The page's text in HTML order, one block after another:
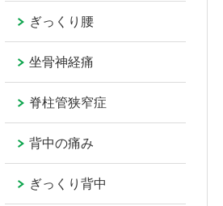
ぎっくり腰
坐骨神経痛
脊柱管狭窄症
背中の痛み
ぎっくり背中